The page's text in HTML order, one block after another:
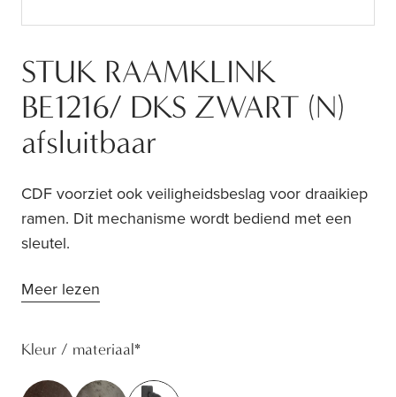
STUK RAAMKLINK
BE1216/ DKS ZWART (N)
afsluitbaar
CDF voorziet ook veiligheidsbeslag voor draaikiep
ramen. Dit mechanisme wordt bediend met een
sleutel.
Meer lezen
Kleur / materiaal*